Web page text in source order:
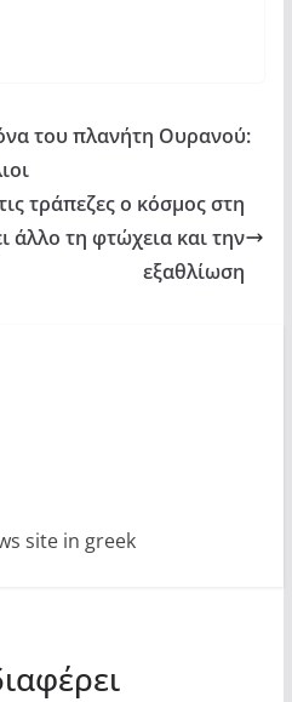
του πλανήτη Ουρανού:
τράπεζες ο κόσμος στη
άλλο τη φτώχεια και την
εξαθλίωση
site in greek